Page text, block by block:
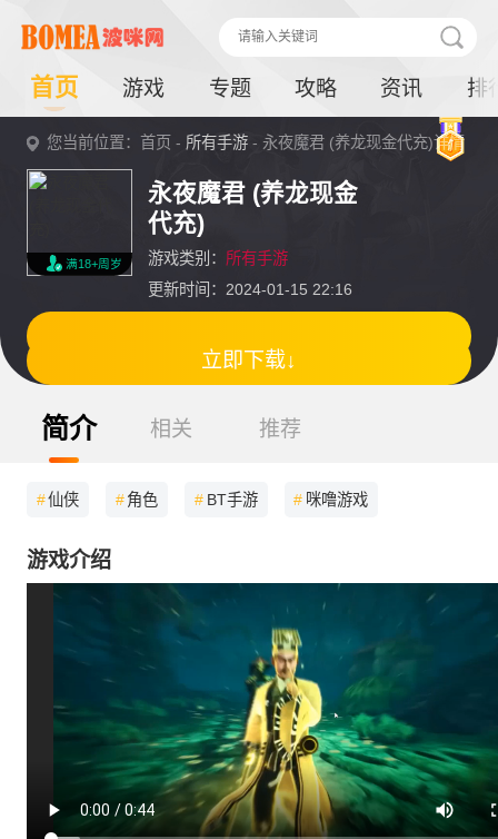
首页 游戏 专题 攻略 资讯 排
您当前位置：首页 - 所有手游 - 永夜魔君 (养龙现金代充)详情
满18+周岁
永夜魔君 (养龙现金
代充)
游戏类别： 所有手游
更新时间：2024-01-15 22:16
立即下载↓
简介 相关 推荐
#仙侠 #角色 # BT手游 # 咪噜游戏
游戏介绍